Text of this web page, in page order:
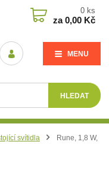
MENU
HLEDAT
0 ks
za0,00 Kč
svítidla
Rune, 1,8 W,